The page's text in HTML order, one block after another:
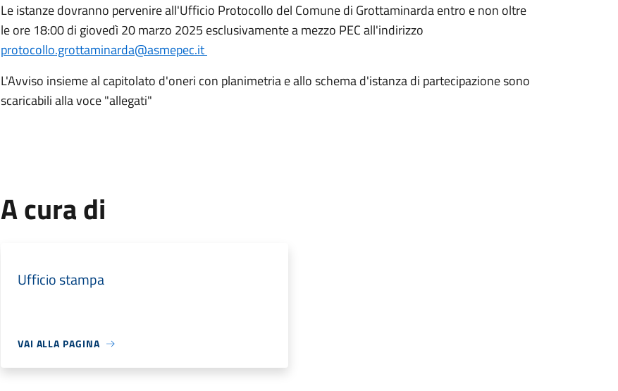
Le istanze dovranno pervenire all'Ufficio Protocollo del Comune di Grottaminarda entro e non oltre
le ore 18:00 di giovedì 20 marzo 2025 esclusivamente a mezzo PEC all'indirizzo
protocollo.grottaminarda@asmepec.it
L'Avviso insieme al capitolato d'oneri con planimetria e allo schema d'istanza di partecipazione sono
scaricabili alla voce "allegati"
A cura di
Ufficio stampa
VAI ALLA PAGINA